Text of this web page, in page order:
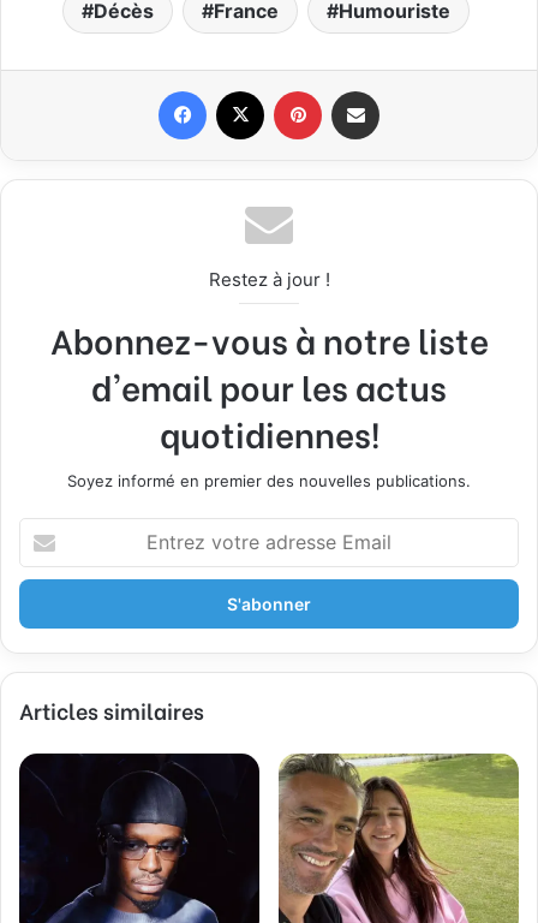
Décès France Humouriste
Restez à jour !
Abonnez-vous à notre liste
d'email pour les actus
quotidiennes!
Soyez informé en premier des nouvelles publications.
t
e
z
o
r
r
Articles similaires